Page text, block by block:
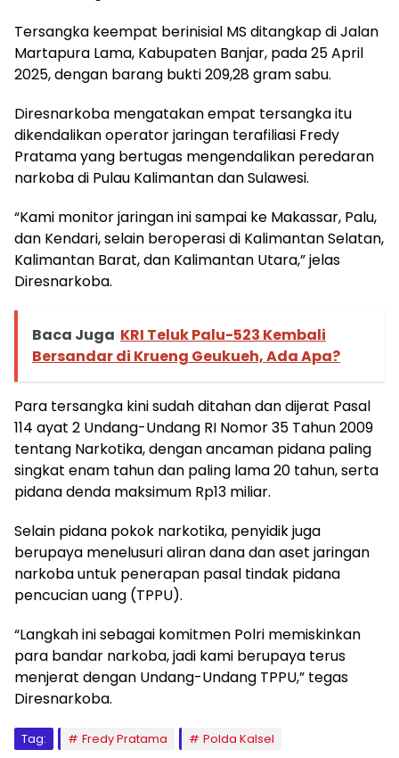
Tersangka keempat berinisial MS ditangkap di Jalan
Martapura Lama, Kabupaten Banjar, pada 25 April
2025, dengan barang bukti 209,28 gram sabu.
Diresnarkoba mengatakan empat tersangka itu
dikendalikan operator jaringan terafiliasi Fredy
Pratama yang bertugas mengendalikan peredaran
narkoba di Pulau Kalimantan dan Sulawesi.
“Kami monitor jaringan ini sampai ke Makassar, Palu,
dan Kendari, selain beroperasi di Kalimantan Selatan,
Kalimantan Barat, dan Kalimantan Utara,” jelas
Diresnarkoba.
Baca Juga KRI Teluk Palu-523 Kembali
Bersandar di Krueng Geukueh, Ada Apa?
Para tersangka kini sudah ditahan dan dijerat Pasal
114 ayat 2 Undang-Undang RI Nomor 35 Tahun 2009
tentang Narkotika, dengan ancaman pidana paling
singkat enam tahun dan paling lama 20 tahun, serta
pidana denda maksimum Rp13 miliar.
Selain pidana pokok narkotika, penyidik juga
berupaya menelusuri aliran dana dan aset jaringan
narkoba untuk penerapan pasal tindak pidana
pencucian uang (TPPU).
“Langkah ini sebagai komitmen Polri memiskinkan
para bandar narkoba, jadi kami berupaya terus
menjerat dengan Undang-Undang TPPU,” tegas
Diresnarkoba.
Tag: Fredy Pratama Polda Kalsel